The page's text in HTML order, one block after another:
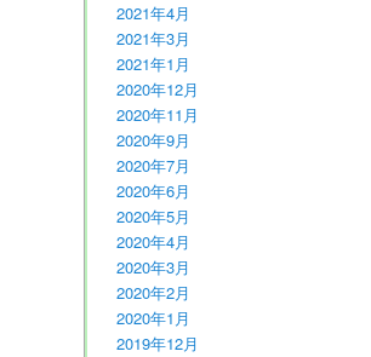
2021年4月
2021年3月
2021年1月
2020年12月
2020年11月
2020年9月
2020年7月
2020年6月
2020年5月
2020年4月
2020年3月
2020年2月
2020年1月
2019年12月